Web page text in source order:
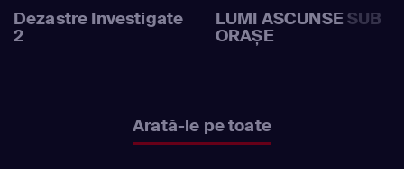
Dezastre Investigate
2
LUMI ASCUNSE SUB
ORAȘE
Arată-le pe toate